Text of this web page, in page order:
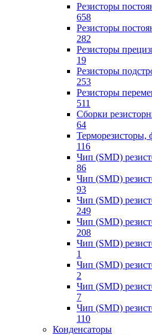
Резисторы
658
Резисторы
282
Резисторы
19
Резисторы
253
Резисторы
511
Сборки
64
Терморезисторы,
116
Чип (SMD)
86
Чип (SMD)
93
Чип (SMD)
249
Чип (SMD)
208
Чип (SMD)
1
Чип (SMD)
2
Чип (SMD)
7
Чип (SMD)
110
Конденсаторы